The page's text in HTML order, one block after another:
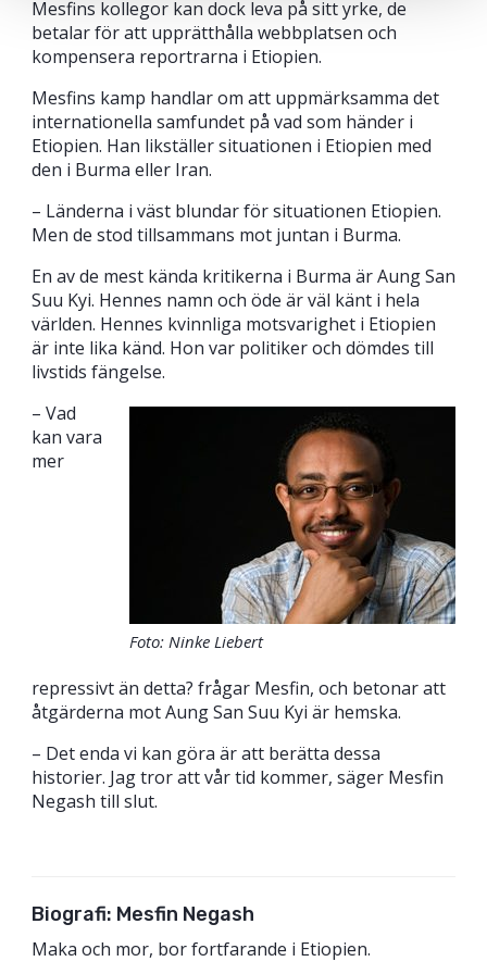
Mesfins kollegor kan dock leva på sitt yrke, de
betalar för att upprätthålla webbplatsen och
kompensera reportrarna i Etiopien.
Mesfins kamp handlar om att uppmärksamma det
internationella samfundet på vad som händer i
Etiopien. Han likställer situationen i Etiopien med
den i Burma eller Iran.
– Länderna i väst blundar för situationen Etiopien.
Men de stod tillsammans mot juntan i Burma.
En av de mest kända kritikerna i Burma är Aung San
Suu Kyi. Hennes namn och öde är väl känt i hela
världen. Hennes kvinnliga motsvarighet i Etiopien
är inte lika känd. Hon var politiker och dömdes till
livstids fängelse.
Foto: Ninke Liebert
– Vad
kan vara
mer
repressivt än detta? frågar Mesfin, och betonar att
åtgärderna mot Aung San Suu Kyi är hemska.
– Det enda vi kan göra är att berätta dessa
historier. Jag tror att vår tid kommer, säger Mesfin
Negash till slut.
Biografi: Mesfin Negash
Maka och mor, bor fortfarande i Etiopien.